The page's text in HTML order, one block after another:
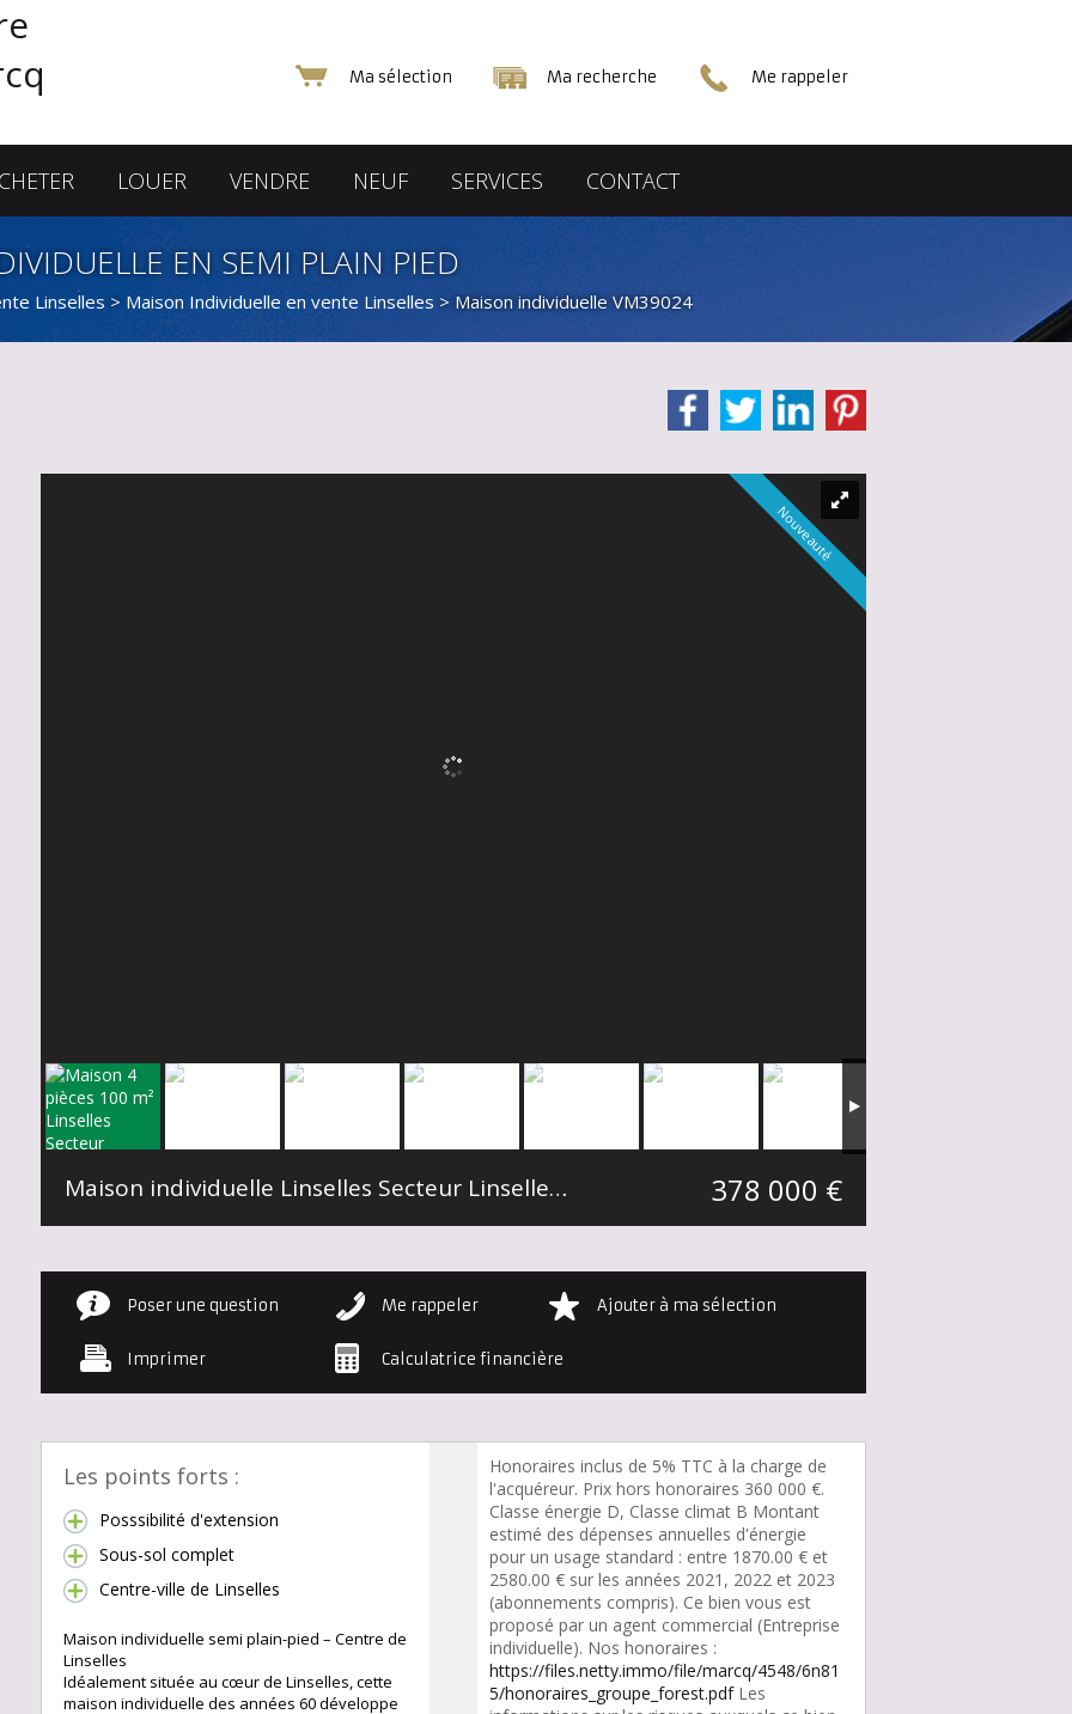
Me rappeler
Ma recherche
Ma sélection
LOUER VENDRE NEUF SERVICES CONTACT
EN SEMI PLAIN PIED
Linselles > Maison Individuelle en vente Linselles > Maison individuelle VM39024
Nouveauté
Maison individuelle Linselles Secteur Linselles-Vallée Lys 100 m²
378 000 €
Poser une question Me rappeler Ajouter à ma sélection
Imprimer Calculatrice financière
Les points forts :
Posssibilité d'extension
Sous-sol complet
Centre-ville de Linselles
Maison individuelle semi plain-pied – Centre de
Linselles
Idéalement située au cœur de Linselles, cette
maison individuelle des années 60 développe
Honoraires inclus de 5% TTC à la charge de
l'acquéreur. Prix hors honoraires 360 000 €.
Classe énergie D, Classe climat B Montant
estimé des dépenses annuelles d'énergie
pour un usage standard : entre 1870.00 € et
2580.00 € sur les années 2021, 2022 et 2023
(abonnements compris). Ce bien vous est
proposé par un agent commercial (Entreprise
individuelle). Nos honoraires :
https://files.netty.immo/file/marcq/4548/6n81
5/honoraires_groupe_forest.pdfLes